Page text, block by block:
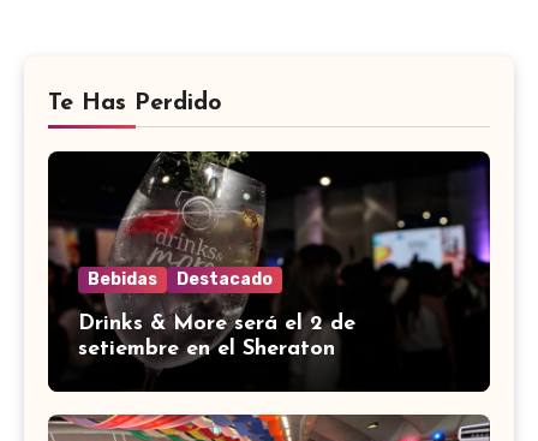
Te Has Perdido
Bebidas Destacado
Drinks & More será el 2 de
setiembre en el Sheraton